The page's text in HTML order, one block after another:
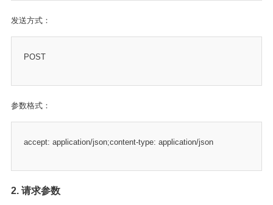
发送方式：
POST
参数格式：
accept: application/json;content-type: application/json
2. 请求参数